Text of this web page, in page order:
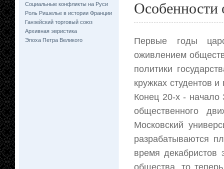
Социальные конфликты на Руси
Роль Ришелье в истории Франции
Ганзейский торговый союз
Архивная эвристика
Эпоха Петра Великого
Особенности
Первые годы
оживлением
политики
кружках студентов
Конец 20-х - начало
общественного
Московский
разрабатываются
время
общества, то